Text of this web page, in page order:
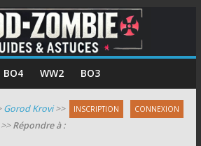
BO4 WW2 BO3
INSCRIPTION CONNEXION
Gorod Krovi>>
Répondre à :